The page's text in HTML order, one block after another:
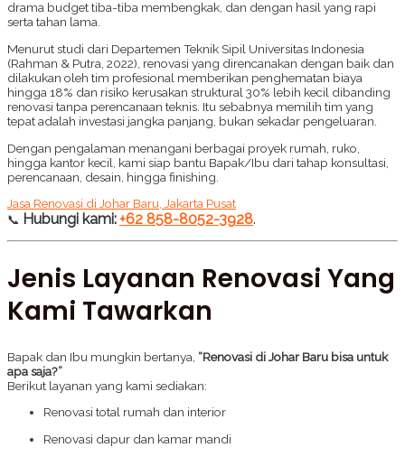
drama budget tiba-tiba membengkak, dan dengan hasil yang rapi
serta tahan lama.
Menurut studi dari Departemen Teknik Sipil Universitas Indonesia
(Rahman & Putra, 2022), renovasi yang direncanakan dengan baik dan
dilakukan oleh tim profesional memberikan penghematan biaya
hingga 18% dan risiko kerusakan struktural 30% lebih kecil dibanding
renovasi tanpa perencanaan teknis. Itu sebabnya memilih tim yang
tepat adalah investasi jangka panjang, bukan sekadar pengeluaran.
Dengan pengalaman menangani berbagai proyek rumah, ruko,
hingga kantor kecil, kami siap bantu Bapak/Ibu dari tahap konsultasi,
perencanaan, desain, hingga finishing.
Jasa Renovasi di Johar Baru, Jakarta Pusat
📞 Hubungi kami:+62 858-8052-3928.
Jenis Layanan Renovasi Yang
Kami Tawarkan
Bapak dan Ibu mungkin bertanya, “Renovasi di Johar Baru bisa untuk
apa saja?”
Berikut layanan yang kami sediakan:
Renovasi total rumah dan interior
Renovasi dapur dan kamar mandi